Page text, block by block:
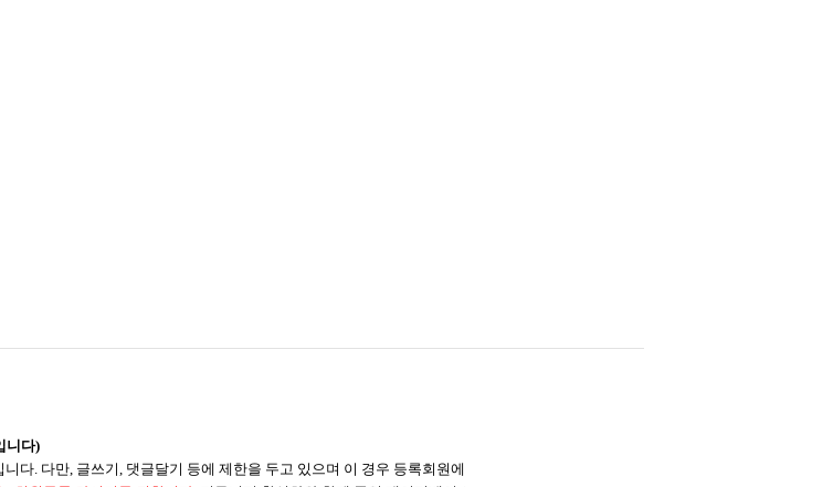
니다)
다. 다만, 글쓰기, 댓글달기 등에 제한을 두고 있으며 이 경우 등록회원에